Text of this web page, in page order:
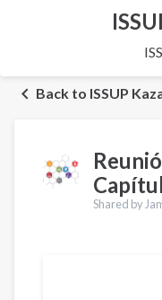
Back to ISSUP
Shared by